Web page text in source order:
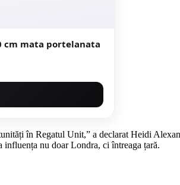
Gresie tip parchet exterior / interior Alder Grey 20 x 120 cm mata portelanata
în Regatul Unit,” a declarat Heidi
nu doar Londra, ci întreaga țară.